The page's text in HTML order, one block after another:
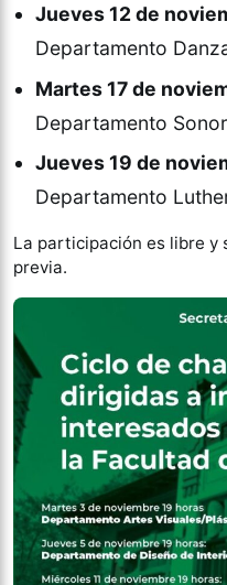
Jueves 12 de
Departamento
Martes 17 de
Departamento
Jueves 19 de
Departamento
La participación es libre y
previa.